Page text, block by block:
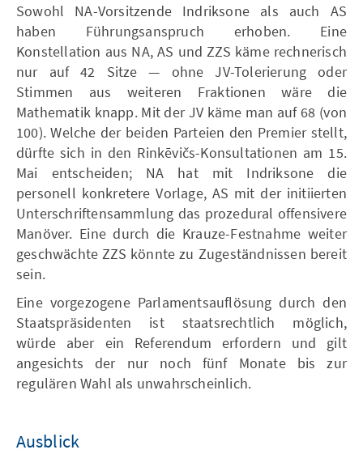
Sowohl NA-Vorsitzende Indriksone als auch AS
haben Führungsanspruch erhoben. Eine
Konstellation aus NA, AS und ZZS käme rechnerisch
nur auf 42 Sitze — ohne JV-Tolerierung oder
Stimmen aus weiteren Fraktionen wäre die
Mathematik knapp. Mit der JV käme man auf 68 (von
100). Welche der beiden Parteien den Premier stellt,
dürfte sich in den Rinkēvičs-Konsultationen am 15.
Mai entscheiden; NA hat mit Indriksone die
personell konkretere Vorlage, AS mit der initiierten
Unterschriftensammlung das prozedural offensivere
Manöver. Eine durch die Krauze-Festnahme weiter
geschwächte ZZS könnte zu Zugeständnissen bereit
sein.
Eine vorgezogene Parlamentsauflösung durch den
Staatspräsidenten ist staatsrechtlich möglich,
würde aber ein Referendum erfordern und gilt
angesichts der nur noch fünf Monate bis zur
regulären Wahl als unwahrscheinlich.
Ausblick